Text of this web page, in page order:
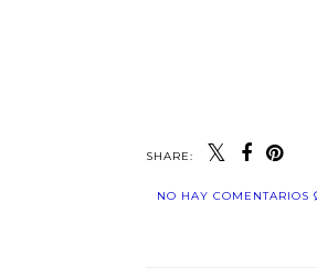
SHARE:
NO HAY COMENTARIOS